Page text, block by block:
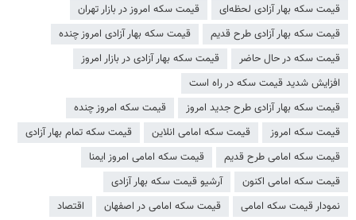
قیمت سکه بهار آزادی لحظه‌ای
قیمت سکه امروز در بازار تهران
قیمت سکه بهار آزادی طرح قدیم
قیمت سکه بهار آزادی امروز چنده
قیمت سکه در حال حاضر
قیمت سکه بهار آزادی در بازار امروز
افزایش شدید قیمت سکه در راه است
قیمت سکه بهار آزادی طرح جدید امروز
قیمت سکه امروز چنده
قیمت سکه امروز
قیمت سکه امامی انلاین
قیمت سکه تمام بهار آزادی
قیمت سکه امامی طرح قدیم
قیمت سکه امامی امروز ایمنا
قیمت سکه امامی اکنون
آرشیو قیمت سکه بهار آزادی
نمودار قیمت سکه امامی
قیمت سکه امامی در اصفهان
اقتصاد